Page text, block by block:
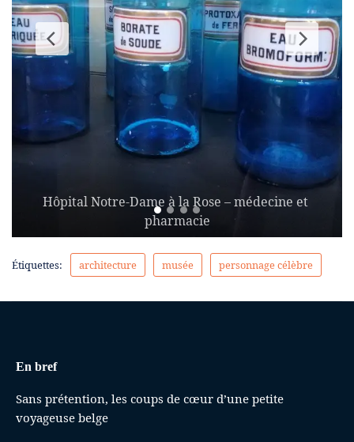
Hôpital Notre-Dame à la Rose – médecine et
pharmacie
Étiquettes: architecture musée personnage célèbre
En bref
Sans prétention, les coups de cœur d’une petite
voyageuse belge